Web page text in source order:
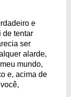
e
de tentar
ser
alarde,
mundo,
e, acima de